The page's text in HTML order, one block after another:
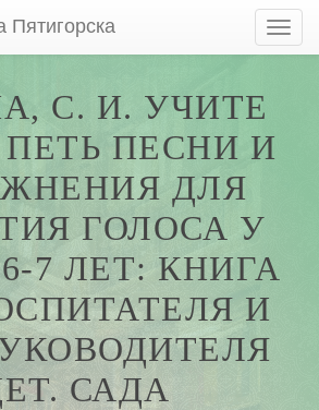
С. И. УЧИТЕ
ПЕСНИ И
ДЛЯ
ГОЛОСА У
7 ЛЕТ: КНИГА
И
САДА